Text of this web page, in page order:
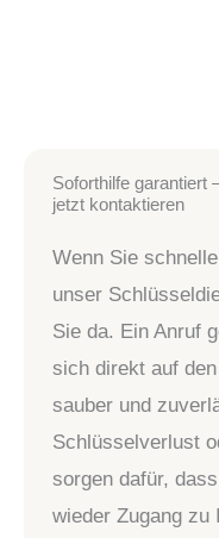
Soforthilfe garantiert
jetzt kontaktieren
Wenn Sie
unser
Sie da. Ein Anruf
sich direkt auf
sauber und
Schlüsselverlust
sorgen dafür,
wieder Zugang zu